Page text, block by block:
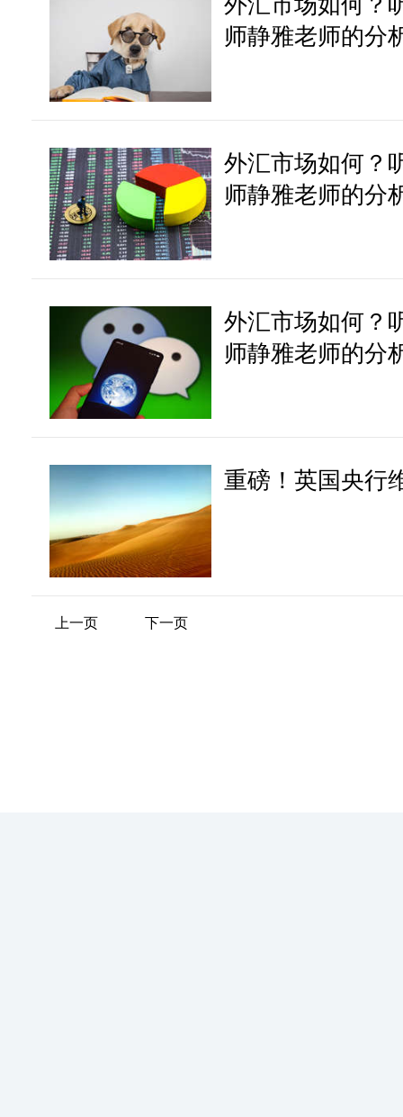
师静雅老师的分
外汇市场如何？
师静雅老师的分
外汇市场如何？
师静雅老师的分
重磅！英国央行
上一页 下一页